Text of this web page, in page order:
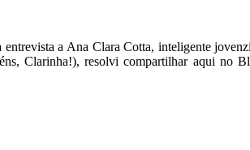
a Ana Clara Cotta, inteligente
Clarinha!), resolvi compartilhar aqui no